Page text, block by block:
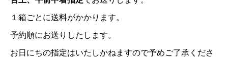
１箱ごとに送料がかかります。
予約順にお送りしたします。
お日にちの指定はいたしかねますので予めご了承くださ